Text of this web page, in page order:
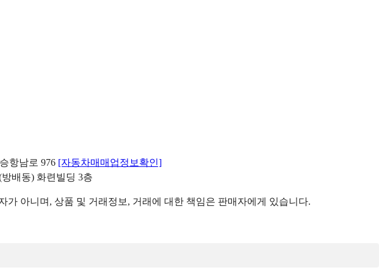
항남로 976 [자동차매매업정보확인]
배동) 화련빌딩 3층
아니며, 상품 및 거래정보, 거래에 대한 책임은 판매자에게 있습니다.